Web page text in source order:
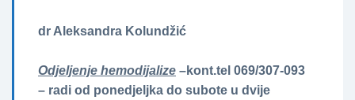
dr Aleksandra Kolundžić
Odjeljenje hemodijalize –kont.tel 069/307-093
– radi od ponedjeljka do subote u dvije